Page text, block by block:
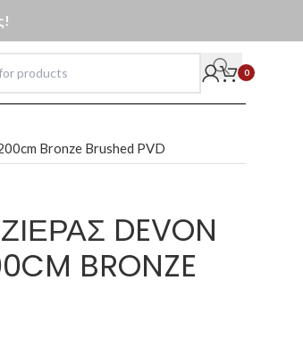
0
Bronze Brushed PVD
DEVON
BRONZE